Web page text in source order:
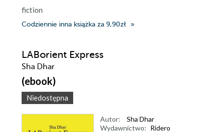
fiction
Codziennie inna książka za 9,90zł
LABorient Express
Sha Dhar
(ebook)
Niedostępna
Autor:
Sha Dhar
Wydawnictwo: Ridero